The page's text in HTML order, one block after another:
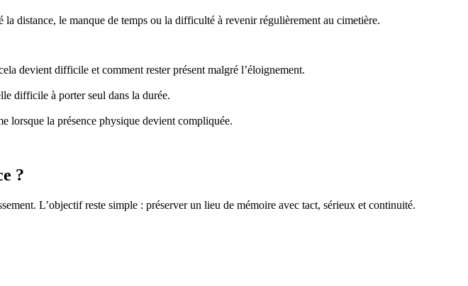
distance, le manque de temps ou la difficulté à revenir régulièrement au cimetière.
devient difficile et comment rester présent malgré l’éloignement.
difficile à porter seul dans la durée.
lorsque la présence physique devient compliquée.
?
L’objectif reste simple : préserver un lieu de mémoire avec tact, sérieux et continuité.